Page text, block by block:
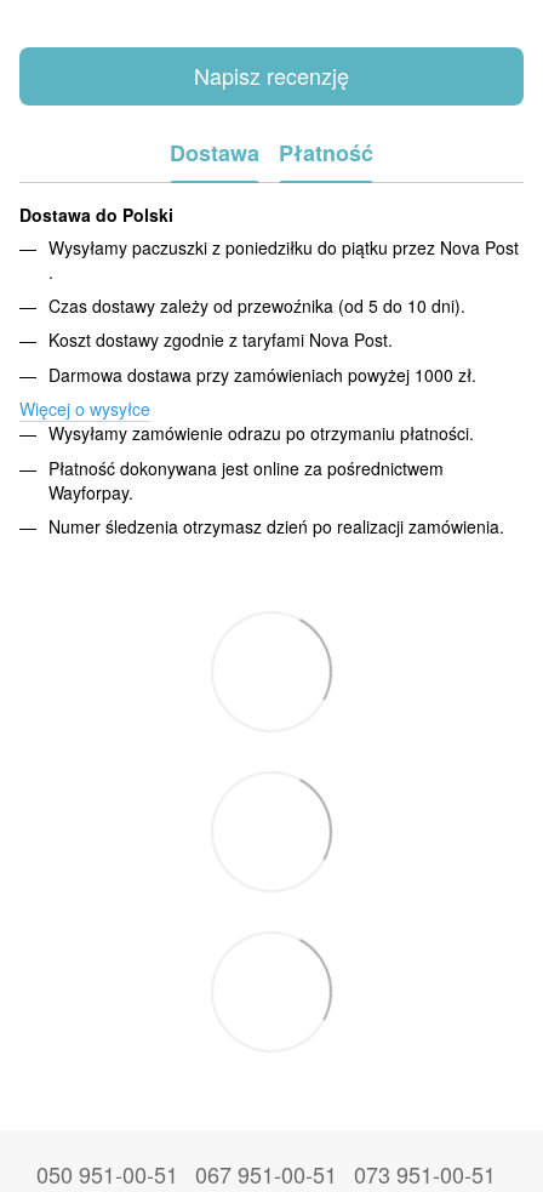
Napisz recenzję
Dostawa Płatność
Dostawa do Polski
Wysyłamy paczuszki z poniedziłku do piątku przez Nova Post
.
Czas dostawy zależy od przewoźnika (od 5 do 10 dni).
Koszt dostawy zgodnie z taryfami Nova Post.
Darmowa dostawa przy zamówieniach powyżej 1000 zł.
Więcej o wysyłce
Wysyłamy zamówienie odrazu po otrzymaniu płatności.
Płatność dokonywana jest online za pośrednictwem
Wayforpay.
Numer śledzenia otrzymasz dzień po realizacji zamówienia.
050 951-00-51 067 951-00-51 073 951-00-51